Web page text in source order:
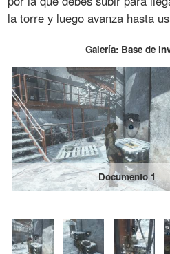
la torre y luego avanza hasta
Galería: Base de
Documento 1